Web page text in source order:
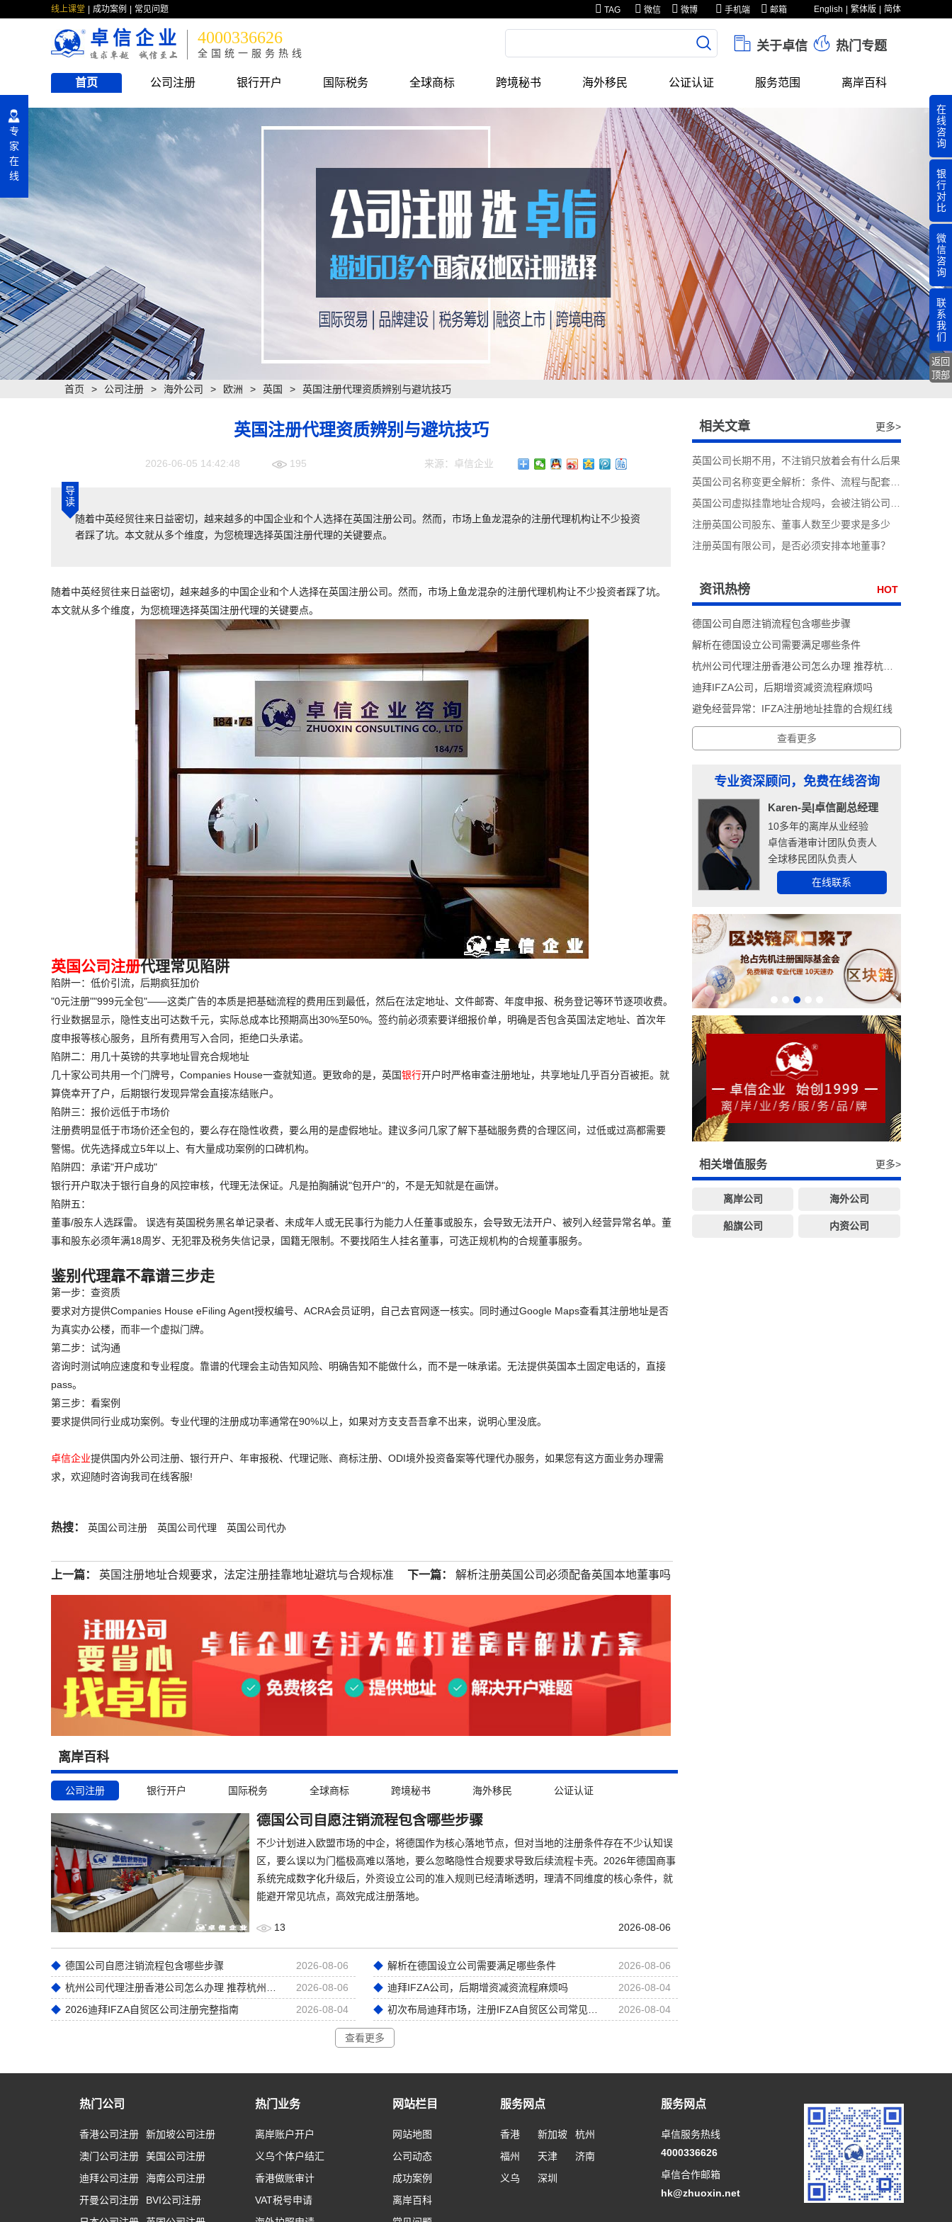
线上课堂 成功案例 常见问题 English 繁体版 简体
TAG 微信 微博 手机端 邮箱
卓信企业 4000336626
全国统一服务热线
关于卓信 热门专题
首页 公司注册 银行开户 国际税务 全球商标 跨境秘书 海外移民 公证认证 服务范围 离岸百科
首页 > 公司注册 > 海外公司 > 欧洲 > 英国 > 英国注册代理资质辨别与避坑技巧
英国注册代理资质辨别与避坑技巧
2026-06-05 14:42:48 195 来源：卓信企业
导
读
​随着中英经贸往来日益密切，越来越多的中国企业和个人选择在英国注册公司。然而，市场上鱼龙混杂的注册代理机构让不少投资
者踩了坑。本文就从多个维度，为您梳理选择英国注册代理的关键要点。
随着中英经贸往来日益密切，越来越多的中国企业和个人选择在英国注册公司。然而，市场上鱼龙混杂的注册代理机构让不少投资者踩了坑。
本文就从多个维度，为您梳理选择英国注册代理的关键要点。
英国公司注册代理常见陷阱
陷阱一：低价引流，后期疯狂加价
"0元注册""999元全包"——这类广告的本质是把基础流程的费用压到最低，然后在法定地址、文件邮寄、年度申报、税务登记等环节逐项收费。
行业数据显示，隐性支出可达数千元，实际总成本比预期高出30%至50%。签约前必须索要详细报价单，明确是否包含英国法定地址、首次年
度申报等核心服务，且所有费用写入合同，拒绝口头承诺。
陷阱二：用几十英镑的共享地址冒充合规地址
几十家公司共用一个门牌号，Companies House一查就知道。更致命的是，英国银行开户时严格审查注册地址，共享地址几乎百分百被拒。就
算侥幸开了户，后期银行发现异常会直接冻结账户。
陷阱三：报价远低于市场价
注册费明显低于市场价还全包的，要么存在隐性收费，要么用的是虚假地址。建议多问几家了解下基础服务费的合理区间，过低或过高都需要
警惕。优先选择成立5年以上、有大量成功案例的口碑机构。
陷阱四：承诺"开户成功"
银行开户取决于银行自身的风控审核，代理无法保证。凡是拍胸脯说"包开户"的，不是无知就是在画饼。
陷阱五：
董事/股东人选踩雷。 误选有英国税务黑名单记录者、未成年人或无民事行为能力人任董事或股东，会导致无法开户、被列入经营异常名单。董
事和股东必须年满18周岁、无犯罪及税务失信记录，国籍无限制。不要找陌生人挂名董事，可选正规机构的合规董事服务。
鉴别代理靠不靠谱三步走
第一步：查资质
要求对方提供Companies House eFiling Agent授权编号、ACRA会员证明，自己去官网逐一核实。同时通过Google Maps查看其注册地址是否
为真实办公楼，而非一个虚拟门牌。
第二步：试沟通
咨询时测试响应速度和专业程度。靠谱的代理会主动告知风险、明确告知不能做什么，而不是一味承诺。无法提供英国本土固定电话的，直接
pass。
第三步：看案例
要求提供同行业成功案例。专业代理的注册成功率通常在90%以上，如果对方支支吾吾拿不出来，说明心里没底。
卓信企业提供国内外公司注册、银行开户、年审报税、代理记账、商标注册、ODI境外投资备案等代理代办服务，如果您有这方面业务办理需
求，欢迎随时咨询我司在线客服!
热搜： 英国公司注册 英国公司代理 英国公司代办
上一篇： 英国注册地址合规要求，法定注册挂靠地址避坑与合规标准 下一篇： 解析注册英国公司必须配备英国本地董事吗
离岸百科
公司注册 银行开户 国际税务 全球商标 跨境秘书 海外移民 公证认证
德国公司自愿注销流程包含哪些步骤
不少计划进入欧盟市场的中企，将德国作为核心落地节点，但对当地的注册条件存在不少认知误
区，要么误以为门槛极高难以落地，要么忽略隐性合规要求导致后续流程卡壳。2026年德国商事
系统完成数字化升级后，外资设立公司的准入规则已经清晰透明，理清不同维度的核心条件，就
能避开常见坑点，高效完成注册落地。
13 2026-08-06
德国公司自愿注销流程包含哪些步骤 2026-08-06 解析在德国设立公司需要满足哪些条件
2026-08-06
2026-08-06 迪拜IFZA公司，后期增资减资流程麻烦吗
2026-08-04
2026迪拜IFZA自贸区公司注册完整指南
2026-08-04 2026-08-04
查看更多
相关文章 更多>
英国公司长期不用，不注销只放着会有什么后果
注册英国公司股东、董事人数至少要求是多少
注册英国有限公司，是否必须安排本地董事？
资讯热榜 HOT
德国公司自愿注销流程包含哪些步骤
解析在德国设立公司需要满足哪些条件
迪拜IFZA公司，后期增资减资流程麻烦吗
避免经营异常：IFZA注册地址挂靠的合规红线
查看更多
专业资深顾问，免费在线咨询
Karen-吴|卓信副总经理
10多年的离岸从业经验
卓信香港审计团队负责人
全球移民团队负责人
在线联系
相关增值服务 更多>
离岸公司 海外公司
船旗公司 内资公司
热门公司
香港公司注册
新加坡公司注册
澳门公司注册
美国公司注册
迪拜公司注册
海南公司注册
开曼公司注册
BVI公司注册
热门业务
离岸账户开户
义乌个体户结汇
香港做账审计
VAT税号申请
网站栏目
网站地图
公司动态
成功案例
离岸百科
服务网点
香港 新加坡
杭州
福州
天津
济南
义乌
深圳
服务网点
卓信服务热线
4000336626
卓信合作邮箱
hk@zhuoxin.net
专
家
在
线
在
线
咨
询
银
行
对
比
微
信
咨
询
联
系
我
们
返回
顶部